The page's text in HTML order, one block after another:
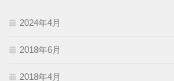
2024年4月
2018年6月
2018年4月